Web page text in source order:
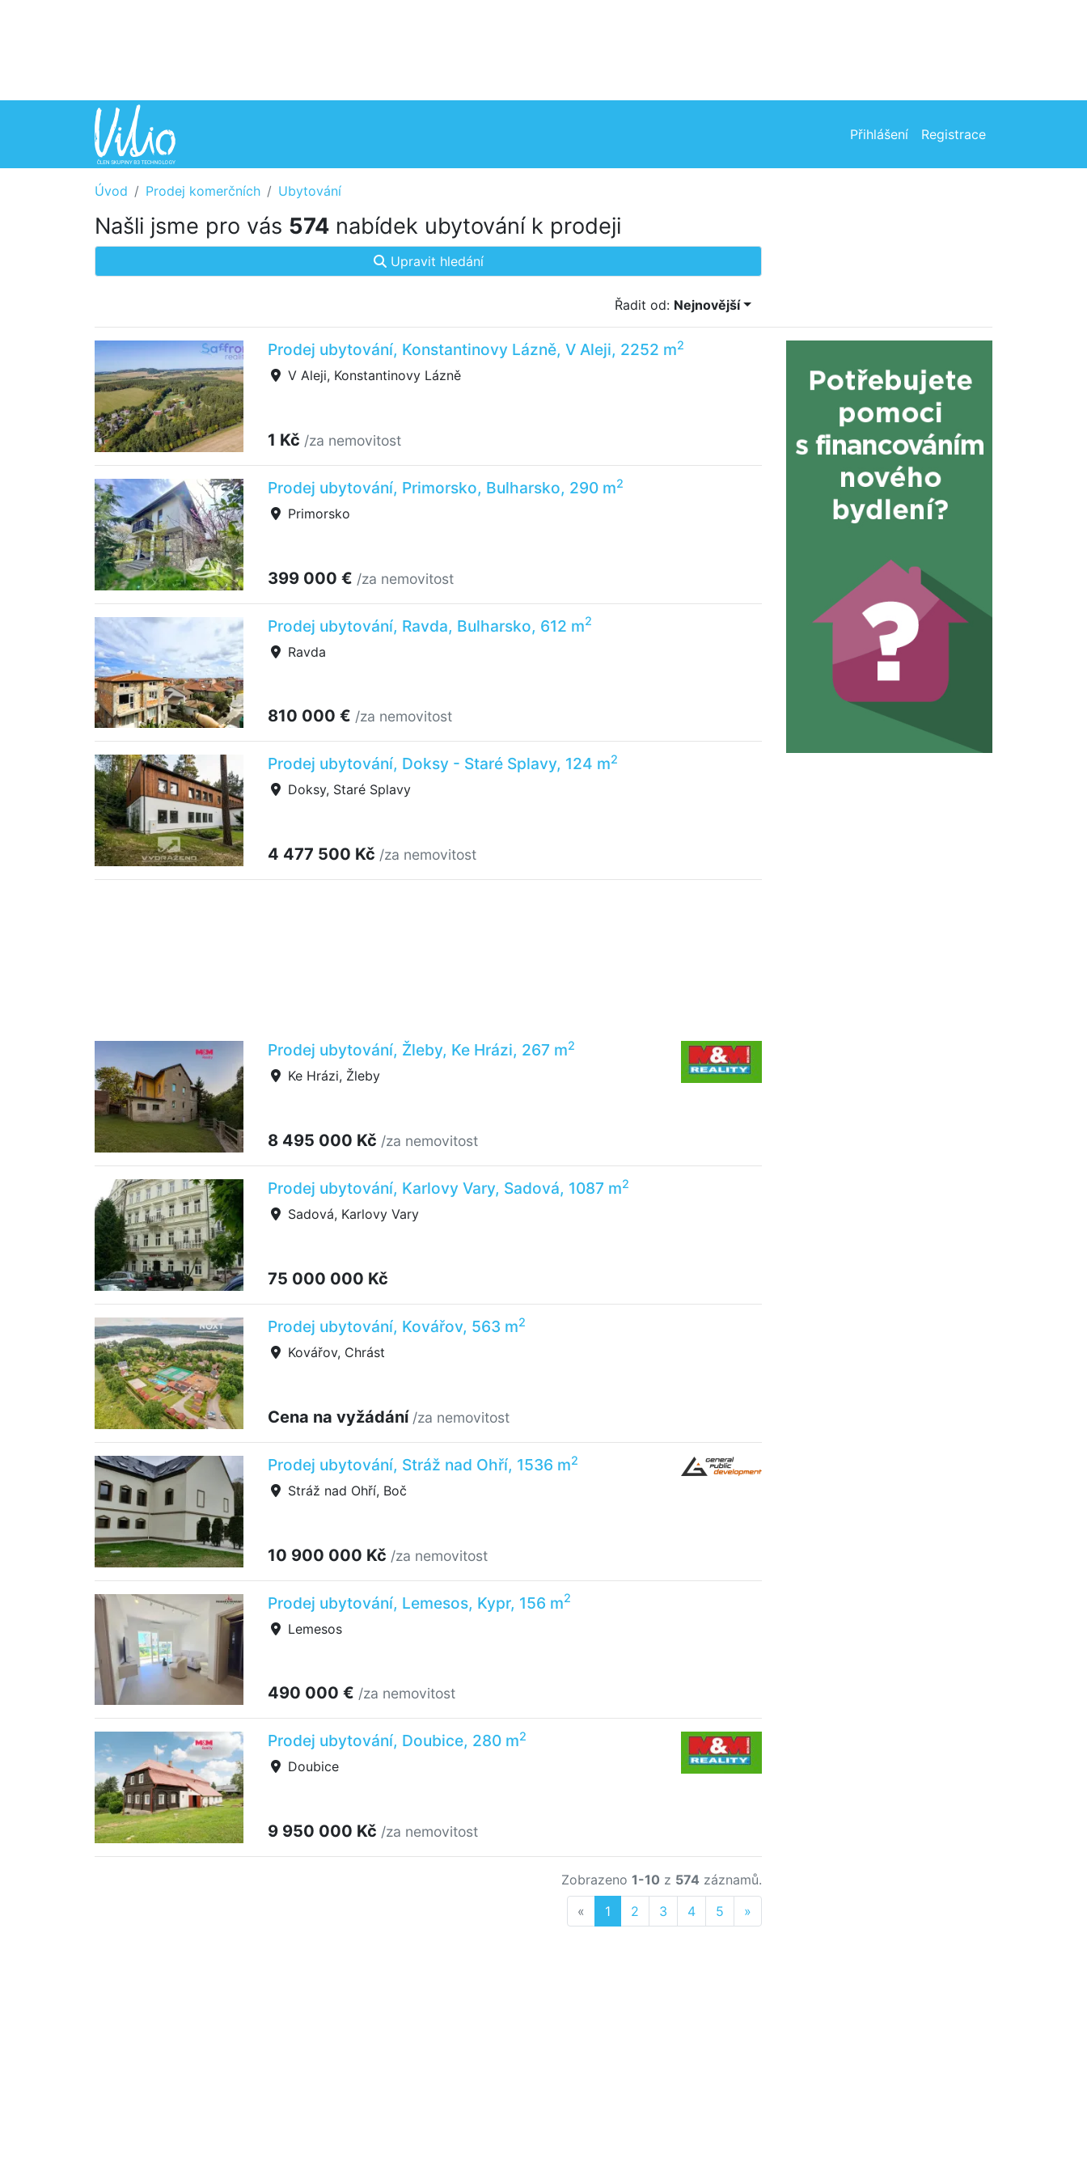
Přihlášení Registrace
Úvod Prodej komerčních Ubytování
Našli jsme pro vás 574 nabídek ubytování k prodeji
Upravit hledání
Řadit od: Nejnovější
Prodej ubytování, Konstantinovy Lázně, V Aleji, 2252 m2
V Aleji, Konstantinovy Lázně
1 Kč /za nemovitost
Prodej ubytování, Primorsko, Bulharsko, 290 m2
Primorsko
399 000 € /za nemovitost
Prodej ubytování, Ravda, Bulharsko, 612 m2
Ravda
810 000 € /za nemovitost
Prodej ubytování, Doksy - Staré Splavy, 124 m2
Doksy, Staré Splavy
4 477 500 Kč /za nemovitost
Prodej ubytování, Žleby, Ke Hrázi, 267 m2
Ke Hrázi, Žleby
8 495 000 Kč /za nemovitost
Prodej ubytování, Karlovy Vary, Sadová, 1087 m2
Sadová, Karlovy Vary
75 000 000 Kč
Prodej ubytování, Kovářov, 563 m2
Kovářov, Chrást
Cena na vyžádání /za nemovitost
Prodej ubytování, Stráž nad Ohří, 1536 m2
Stráž nad Ohří, Boč
10 900 000 Kč /za nemovitost
Prodej ubytování, Lemesos, Kypr, 156 m2
Lemesos
490 000 € /za nemovitost
Prodej ubytování, Doubice, 280 m2
Doubice
9 950 000 Kč /za nemovitost
Zobrazeno 1-10 z 574 záznamů.
« Previous
1 2 3 4 5 »